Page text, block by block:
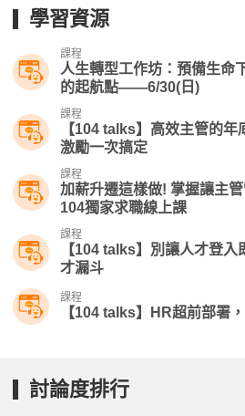
學習資源
課程
人生轉型工作坊：預備生命
的起航點——6/30(日)
課程
【104 talks】高效主管的年
激勵一次搞定
課程
加薪升遷這樣做! 掌握讓主管
104獨家求職線上課
課程
【104 talks】別讓人才登
才漏斗
課程
【104 talks】HR超前部署
討論度排行